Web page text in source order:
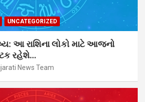
UNCATEGORIZED
આ રાશિના લોકો માટે આજનો
રહેશે…
News Team